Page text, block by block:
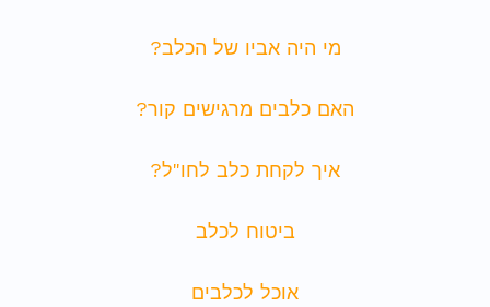
מי היה אביו של הכלב?
האם כלבים מרגישים קור?
איך לקחת כלב לחו"ל?
ביטוח לכלב
אוכל לכלבים